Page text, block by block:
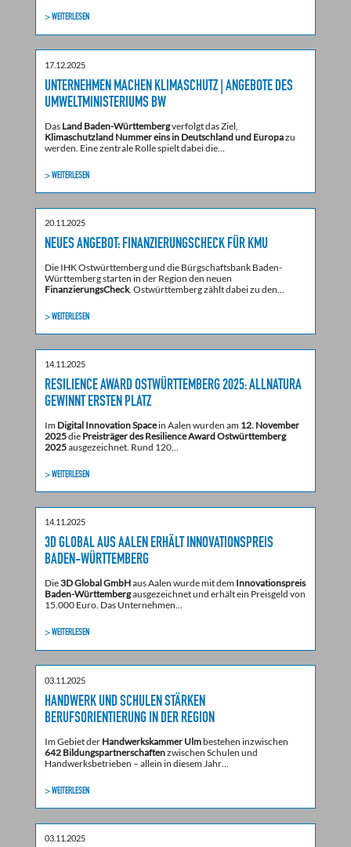
> WEITERLESEN
17.12.2025
UNTERNEHMEN MACHEN KLIMASCHUTZ | ANGEBOTE DES
UMWELTMINISTERIUMS BW
Das Land Baden-Württembergverfolgt das Ziel,
Klimaschutzland Nummer eins in Deutschland und Europazu
werden. Eine zentrale Rolle spielt dabei die…
> WEITERLESEN
20.11.2025
NEUES ANGEBOT: FINANZIERUNGSCHECK FÜR KMU
Die IHK Ostwürttemberg und die Bürgschaftsbank Baden-
Württemberg starten in der Region den neuen
FinanzierungsCheck. Ostwürttemberg zählt dabei zu den…
> WEITERLESEN
14.11.2025
RESILIENCE AWARD OSTWÜRTTEMBERG 2025: ALLNATURA
GEWINNT ERSTEN PLATZ
Im Digital Innovation Spacein Aalen wurden am 12. November
2025die Preisträger des Resilience Award Ostwürttemberg
2025ausgezeichnet. Rund 120…
> WEITERLESEN
14.11.2025
3D GLOBAL AUS AALEN ERHÄLT INNOVATIONSPREIS
BADEN-WÜRTTEMBERG
Die3D Global GmbHaus Aalen wurde mit dem Innovationspreis
Baden-Württembergausgezeichnet und erhält ein Preisgeld von
15.000 Euro. Das Unternehmen…
> WEITERLESEN
03.11.2025
HANDWERK UND SCHULEN STÄRKEN
BERUFSORIENTIERUNG IN DER REGION
Im Gebiet der Handwerkskammer Ulm bestehen inzwischen
642 Bildungspartnerschaftenzwischen Schulen und
Handwerksbetrieben – allein in diesem Jahr…
> WEITERLESEN
03.11.2025